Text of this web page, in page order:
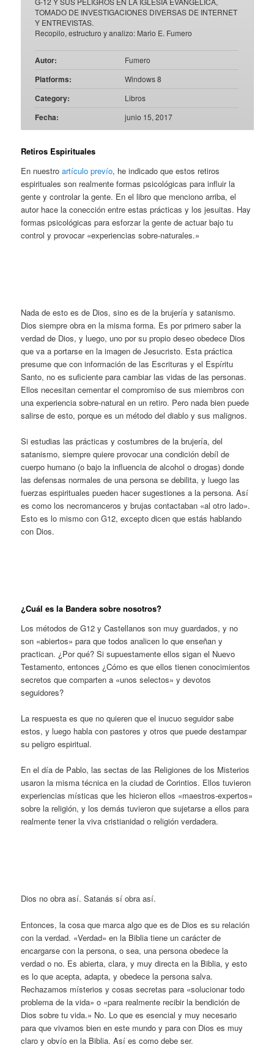
TOMADO DE INVESTIGACIONES DIVERSAS DE INTERNET
Y ENTREVISTAS.
Recopilo, estructuro y analizo: Mario E. Fumero
Autor: Fumero
Platforms: Windows 8
Category: Libros
Fecha: junio 15, 2017
Retiros Espirituales
En nuestroartículo prevío, he indicado que estos retiros
espirituales son realmente formas psicológicas para influir la
gente y controlar la gente. En el libro que menciono arriba, el
autor hace la conección entre estas prácticas y los jesuitas. Hay
formas psicológicas para esforzar la gente de actuar bajo tu
control y provocar «experiencias sobre-naturales.»
Nada de esto es de Dios, sino es de la brujería y satanismo.
Dios siempre obra en la misma forma. Es por primero saber la
verdad de Dios, y luego, uno por su propio deseo obedece Dios
que va a portarse en la imagen de Jesucristo. Esta práctica
presume que con información de las Escrituras y el Espíritu
Santo, no es suficiente para cambiar las vidas de las personas.
Ellos necesitan cementar el compromiso de sus miembros con
una experiencia sobre-natural en un retiro. Pero nada bien puede
salirse de esto, porque es un método del diablo y sus malignos.
Si estudias las prácticas y costumbres de la brujería, del
satanismo, siempre quiere provocar una condición debíl de
cuerpo humano (o bajo la influencia de alcohol o drogas) donde
las defensas normales de una persona se debilita, y luego las
fuerzas espirituales pueden hacer sugestiones a la persona. Así
es como los necromanceros y brujas contactaban «al otro lado».
Esto es lo mismo con G12, excepto dicen que estás hablando
con Dios.
¿Cuál es la Bandera sobre nosotros?
Los métodos de G12 y Castellanos son muy guardados, y no
son «abiertos» para que todos analicen lo que enseñan y
practican. ¿Por qué? Si supuestamente ellos sigan el Nuevo
Testamento, entonces ¿Cómo es que ellos tienen conocimientos
secretos que comparten a «unos selectos» y devotos
seguidores?
La respuesta es que no quieren que el inucuo seguidor sabe
estos, y luego habla con pastores y otros que puede destampar
su peligro espiritual.
En el día de Pablo, las sectas de las Religiones de los Misterios
usaron la misma técnica en la ciudad de Corintios. Ellos tuvieron
experiencias místicas que les hicieron ellos «maestros-expertos»
sobre la religión, y los demás tuvieron que sujetarse a ellos para
realmente tener la viva cristianidad o religión verdadera.
Dios no obra así. Satanás sí obra así.
Entonces, la cosa que marca algo que es de Dios es su relación
con la verdad. «Verdad» en la Biblia tiene un carácter de
encargarse con la persona, o sea, una persona obedece la
verdad o no. Es abierta, clara, y muy directa en la Biblia, y esto
es lo que acepta, adapta, y obedece la persona salva.
Rechazamos místerios y cosas secretas para «solucionar todo
problema de la vida» o «para realmente recibir la bendición de
Dios sobre tu vida.» No. Lo que es esencial y muy necesario
para que vivamos bien en este mundo y para con Dios es muy
claro y obvío en la Biblia. Así es como debe ser.